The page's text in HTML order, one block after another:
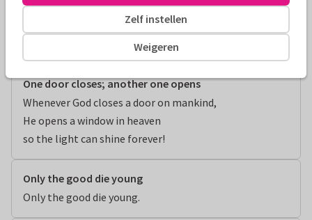
Leven
is mensen en dingen omhelzen
One door closes; another one opens
Whenever God closes a door on mankind,
He opens a window in heaven
so the light can shine forever!
Only the good die young
Only the good die young.
Weigeren
Zelf instellen